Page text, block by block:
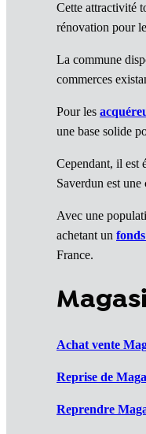
Cette attractivité
rénovation pour
La commune
commerces
Pour les
une base solide
Cependant, il est
Saverdun est
Avec une
achetant un
France.
Achat vente
Reprise de
Reprendre